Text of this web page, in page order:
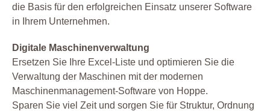
die Basis für den erfolgreichen Einsatz unserer Software
in Ihrem Unternehmen.
Digitale Maschinenverwaltung
Ersetzen Sie Ihre Excel-Liste und optimieren Sie die
Verwaltung der Maschinen mit der modernen
Maschinenmanagement-Software von Hoppe.
Sparen Sie viel Zeit und sorgen Sie für Struktur, Ordnung